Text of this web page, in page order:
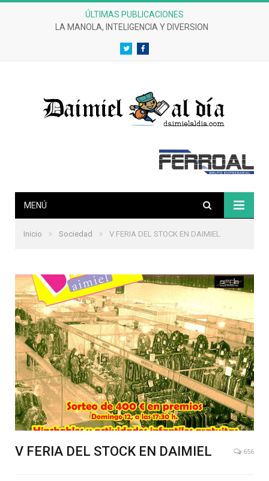
ÚLTIMAS PUBLICACIONES
LA MANOLA, INTELIGENCIA Y DIVERSION
TwitterFacebook
MENÚ
Inicio » Sociedad » V FERIA DEL STOCK EN DAIMIEL
V FERIA DEL STOCK EN DAIMIEL 656